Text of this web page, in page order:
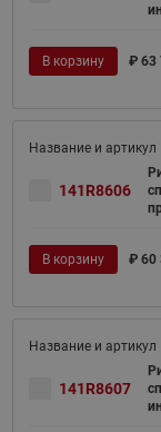
В корзину ₽ 63
141R8606
В корзину ₽ 60
141R8607